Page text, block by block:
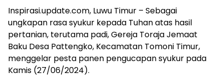
Inspirasi.update.com, Luwu Timur – Sebagai
ungkapan rasa syukur kepada Tuhan atas hasil
pertanian, terutama padi, Gereja Toraja Jemaat
Baku Desa Pattengko, Kecamatan Tomoni Timur,
menggelar pesta panen pengucapan syukur pada
Kamis (27/06/2024).